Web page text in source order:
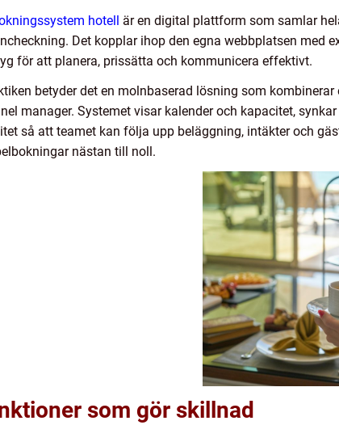
hotell är en digital plattform som samlar
Det kopplar ihop den egna webbplatsen med
för att planera, prissätta och kommunicera effektivt.
betyder det en molnbaserad lösning som
manager. Systemet visar kalender och kapacitet,
så att teamet kan följa upp beläggning, intäkter och
nästan till noll.
som gör skillnad